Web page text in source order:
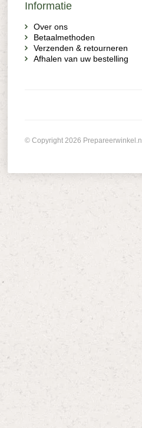
Informatie
Over ons
Betaalmethoden
Verzenden & retourneren
Afhalen van uw bestelling
© Copyright 2026 Prepareerwinkel.nl